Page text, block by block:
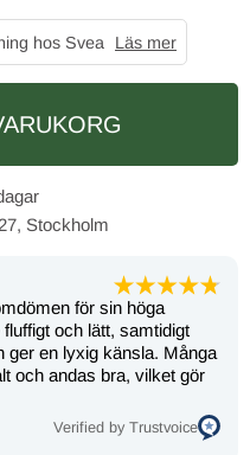
hos Svea Läs mer
Stockholm
för sin höga
och lätt, samtidigt
ger en lyxig känsla. Många
och andas bra, vilket gör
Verified by Trustvoice